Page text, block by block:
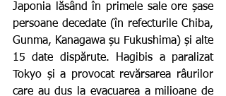
Japonia lăsând în primele sale ore șase
persoane decedate (în refecturile Chiba,
Gunma, Kanagawa șu Fukushima) și alte
15 date dispărute. Hagibis a paralizat
Tokyo și a provocat revărsarea râurilor
care au dus la evacuarea a milioane de